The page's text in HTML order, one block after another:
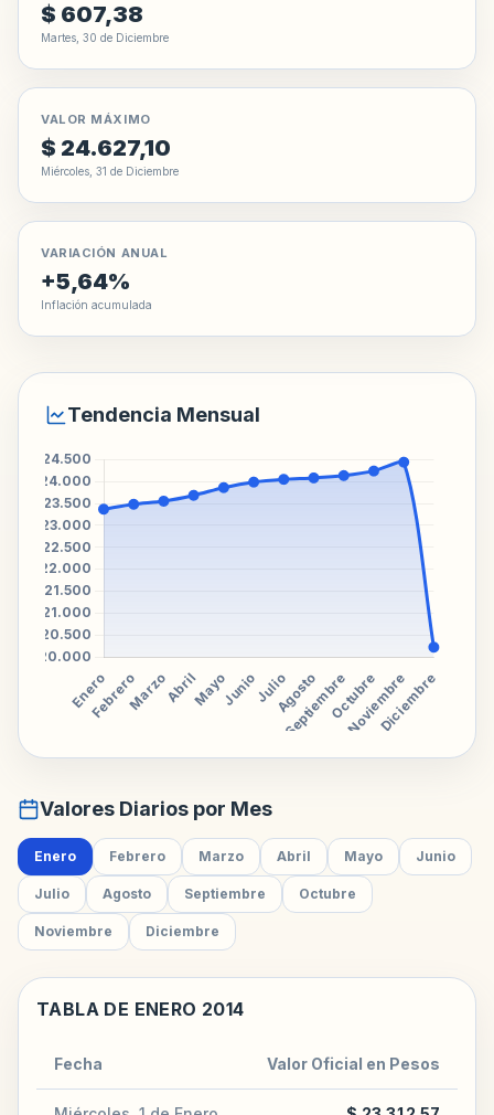
$ 607,38
Martes, 30 de Diciembre
VALOR MÁXIMO
$ 24.627,10
Miércoles, 31 de Diciembre
VARIACIÓN ANUAL
+5,64%
Inflación acumulada
Tendencia Mensual
Valores Diarios por Mes
Enero Febrero Marzo Abril Mayo Junio
Julio Agosto Septiembre Octubre
Noviembre Diciembre
TABLA DE ENERO 2014
Fecha Valor Oficial en Pesos